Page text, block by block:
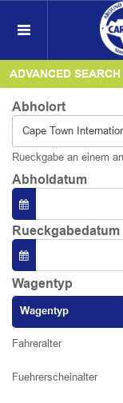
ADVANCED SEARCH
Abholort
Cape Town
Rueckgabe an einem
Abholdatum
Rueckgabedatum
Wagentyp
Wagentyp
Fahreralter
Fuehrerscheinalter